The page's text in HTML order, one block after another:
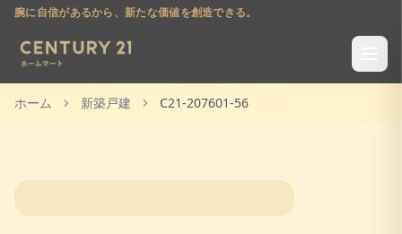
腕に自信があるから、新たな価値を創造できる。
ホーム 新築戸建 C21-207601-56